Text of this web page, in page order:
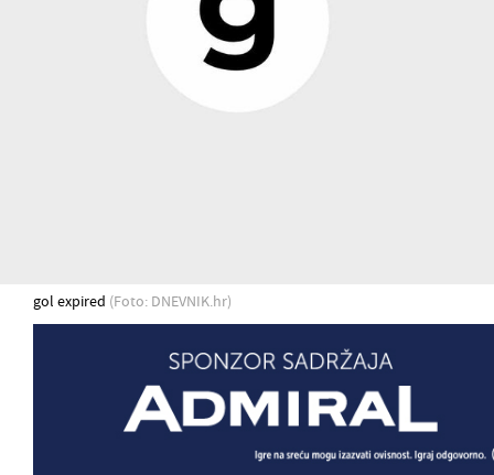
gol expired (Foto: DNEVNIK.hr)